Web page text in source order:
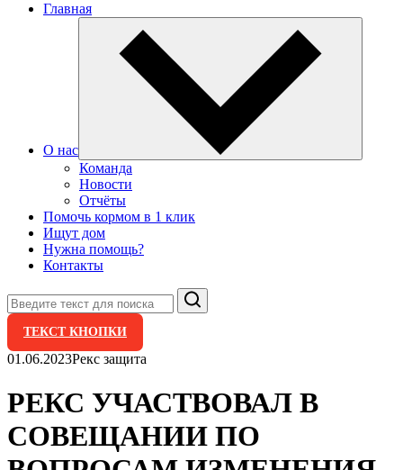
Главная
О нас
Команда
Новости
Отчёты
Помочь кормом в 1 клик
Ищут дом
Нужна помощь?
Контакты
Поиск
ТЕКСТ КНОПКИ
01.06.2023Рекс защита
РЕКС УЧАСТВОВАЛ В
СОВЕЩАНИИ ПО